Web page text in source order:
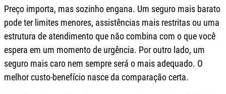
Preço importa, mas sozinho engana. Um seguro mais barato
pode ter limites menores, assistências mais restritas ou uma
estrutura de atendimento que não combina com o que você
espera em um momento de urgência. Por outro lado, um
seguro mais caro nem sempre será o mais adequado. O
melhor custo-benefício nasce da comparação certa.